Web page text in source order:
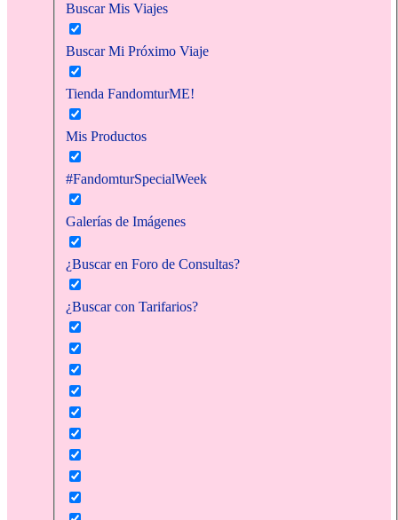
Buscar Mis Viajes
Buscar Mi Próximo Viaje
Tienda FandomturME!
Mis Productos
#FandomturSpecialWeek
Galerías de Imágenes
¿Buscar en Foro de Consultas?
¿Buscar con Tarifarios?